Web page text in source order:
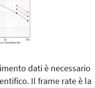
dati è necessario
Il frame rate è la